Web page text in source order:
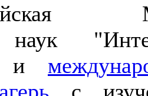
наук
и